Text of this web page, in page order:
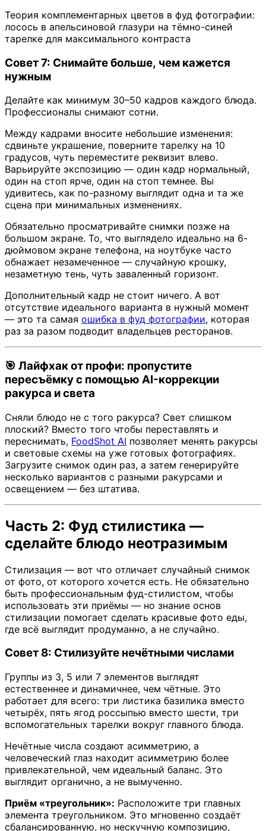
Теория комплементарных цветов в фуд фотографии:
лосось в апельсиновой глазури на тёмно-синей
тарелке для максимального контраста
Совет 7: Снимайте больше, чем кажется
нужным
Делайте как минимум 30–50 кадров каждого блюда.
Профессионалы снимают сотни.
Между кадрами вносите небольшие изменения:
сдвиньте украшение, поверните тарелку на 10
градусов, чуть переместите реквизит влево.
Варьируйте экспозицию — один кадр нормальный,
один на стоп ярче, один на стоп темнее. Вы
удивитесь, как по-разному выглядит одна и та же
сцена при минимальных изменениях.
Обязательно просматривайте снимки позже на
большом экране. То, что выглядело идеально на 6-
дюймовом экране телефона, на ноутбуке часто
обнажает незамеченное — случайную крошку,
незаметную тень, чуть заваленный горизонт.
Дополнительный кадр не стоит ничего. А вот
отсутствие идеального варианта в нужный момент
— это та самая ошибка в фуд фотографии, которая
раз за разом подводит владельцев ресторанов.
🎯 Лайфхак от профи: пропустите
пересъёмку с помощью AI-коррекции
ракурса и света
Сняли блюдо не с того ракурса? Свет слишком
плоский? Вместо того чтобы переставлять и
переснимать, FoodShot AI позволяет менять ракурсы
и световые схемы на уже готовых фотографиях.
Загрузите снимок один раз, а затем генерируйте
несколько вариантов с разными ракурсами и
освещением — без штатива.
Часть 2: Фуд стилистика —
сделайте блюдо неотразимым
Стилизация — вот что отличает случайный снимок
от фото, от которого хочется есть. Не обязательно
быть профессиональным фуд-стилистом, чтобы
использовать эти приёмы — но знание основ
стилизации помогает сделать красивые фото еды,
где всё выглядит продуманно, а не случайно.
Совет 8: Стилизуйте нечётными числами
Группы из 3, 5 или 7 элементов выглядят
естественнее и динамичнее, чем чётные. Это
работает для всего: три листика базилика вместо
четырёх, пять ягод россыпью вместо шести, три
вспомогательных тарелки вокруг главного блюда.
Нечётные числа создают асимметрию, а
человеческий глаз находит асимметрию более
привлекательной, чем идеальный баланс. Это
выглядит органично, а не вымученно.
Приём «треугольник»: Расположите три главных
элемента треугольником. Это мгновенно создаёт
сбалансированную, но нескучную композицию,